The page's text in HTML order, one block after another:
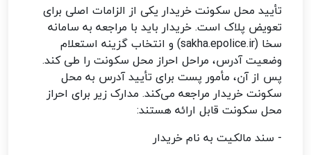
تأیید محل سکونت خریدار یکی از الزامات اصلی برای
تعویض پلاک است. خریدار باید با مراجعه به سامانه
سخا (sakha.epolice.ir) و انتخاب گزینه استعلام
وضعیت آدرس، مراحل احراز محل سکونت را طی کند.
پس از آن، مأمور پست برای تأیید آدرس به محل
سکونت خریدار مراجعه می‌کند. مدارک زیر برای احراز
محل سکونت قابل ارائه هستند:
- سند مالکیت به نام خریدار